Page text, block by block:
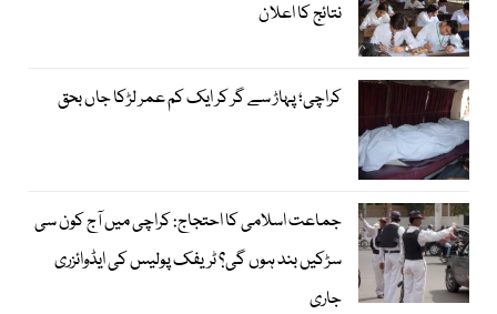
نتائج کا اعلان
کراچی؛ پہاڑ سے گر کر ایک کم عمر لڑکا جاں بحق
جماعت اسلامی کا احتجاج: کراچی میں آج کون سی
سڑکیں بند ہوں گی؟ ٹریفک پولیس کی ایڈوائزری
جاری